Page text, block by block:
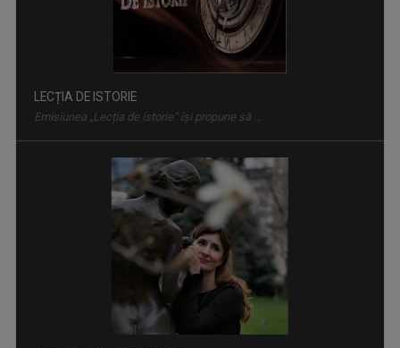
Emisiunea „Lecția de istorie” își propune să ...